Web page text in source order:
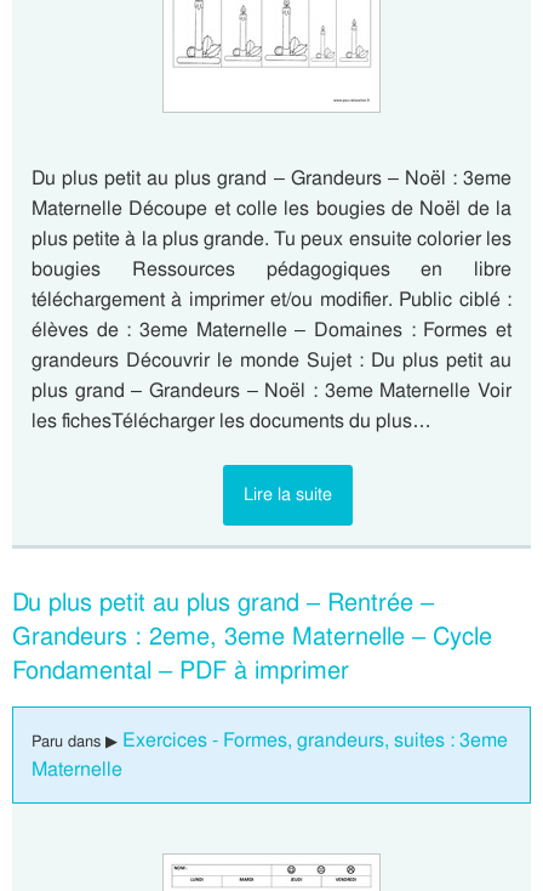
Du plus petit au plus grand – Grandeurs – Noël : 3eme
Maternelle Découpe et colle les bougies de Noël de la
plus petite à la plus grande. Tu peux ensuite colorier les
bougies Ressources pédagogiques en libre
téléchargement à imprimer et/ou modifier. Public ciblé :
élèves de : 3eme Maternelle – Domaines : Formes et
grandeurs Découvrir le monde Sujet : Du plus petit au
plus grand – Grandeurs – Noël : 3eme Maternelle Voir
les fichesTélécharger les documents du plus…
Lire la suite
Du plus petit au plus grand – Rentrée –
Grandeurs : 2eme, 3eme Maternelle – Cycle
Fondamental – PDF à imprimer
Paru dans ▶ Exercices - Formes, grandeurs, suites : 3eme
Maternelle